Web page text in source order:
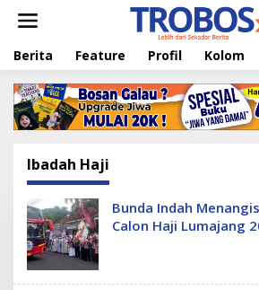
t
Berita Feature Profil Kolom
Ibadah Haji
Bunda Indah
Calon Haji Lumajang